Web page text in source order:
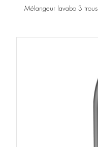
Mélangeur lavabo 3 trous